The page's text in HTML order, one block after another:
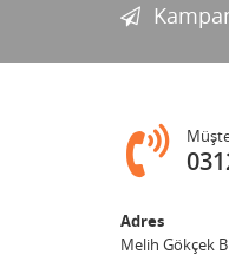
Adres
Melih Gökçek